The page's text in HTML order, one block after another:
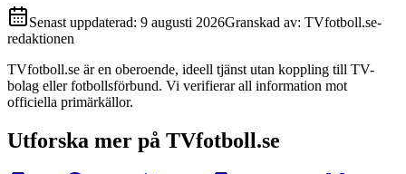
Senast uppdaterad: 9 augusti 2026Granskad av: TVfotboll.se-
redaktionen
TVfotboll.se är en oberoende, ideell tjänst utan koppling till TV-
bolag eller fotbollsförbund. Vi verifierar all information mot
officiella primärkällor.
Utforska mer på TVfotboll.se